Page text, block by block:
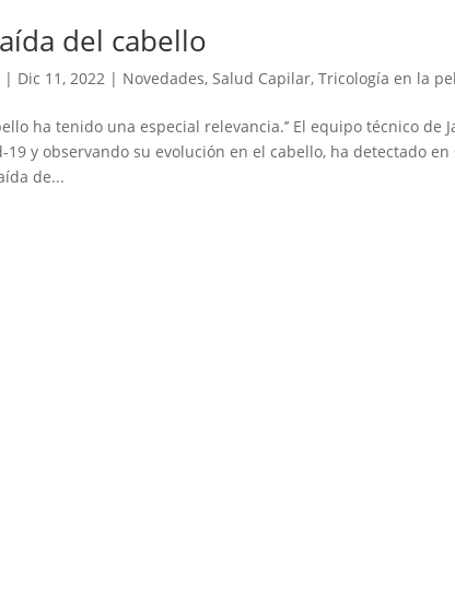
del cabello
| Dic 11, 2022 | Novedades,Salud Capilar,Tricología en la
ha tenido una especial relevancia.’’ El equipo técnico
19 y observando su evolución en el cabello, ha detectado
de...